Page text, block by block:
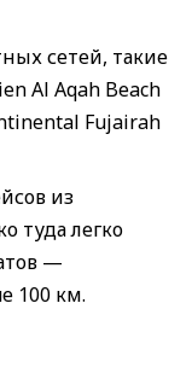
сетей, такие
Al Aqah Beach
Fujairah
из
туда легко
—
100 км.